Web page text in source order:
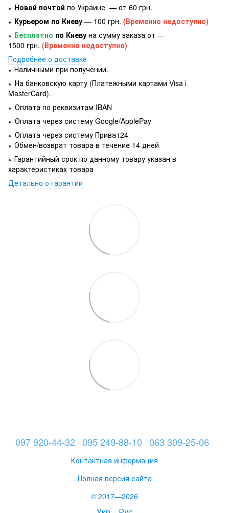
● Новой почтой по Украине — от 60 грн.
● Курьером по Киеву — 100 грн. (Временно недоступно)
● Бесплатно по Киеву на сумму заказа от —
1500 грн. (Временно недоступно)
Подробнее о доставке
● Наличными при получении.
● На банковскую карту (Платежными картами Visa і
MasterCard).
● Оплата по реквизитам IBAN
● Оплата через систему Google/ApplePay
● Оплата через систему Приват24
● Обмен/возврат товара в течение 14 дней
● Гарантийный срок по данному товару указан в
характеристиках товара
Детально о гарантии
097 920-44-32 095 249-88-10 063 309-25-06
Контактная информация
Полная версия сайта
© 2017—2026